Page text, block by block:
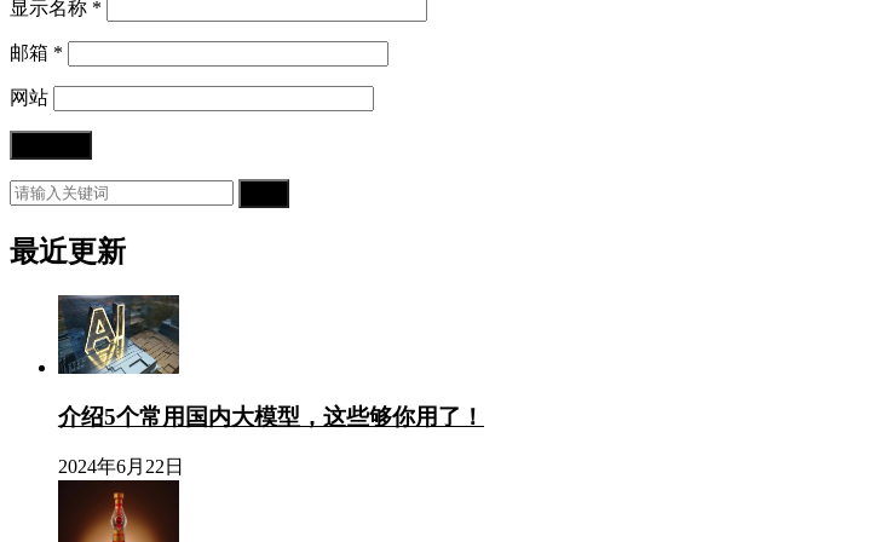
显示名称 *
邮箱 *
网站
最近更新
介绍5个常用国内大模型，这些够你用了！
2024年6月22日